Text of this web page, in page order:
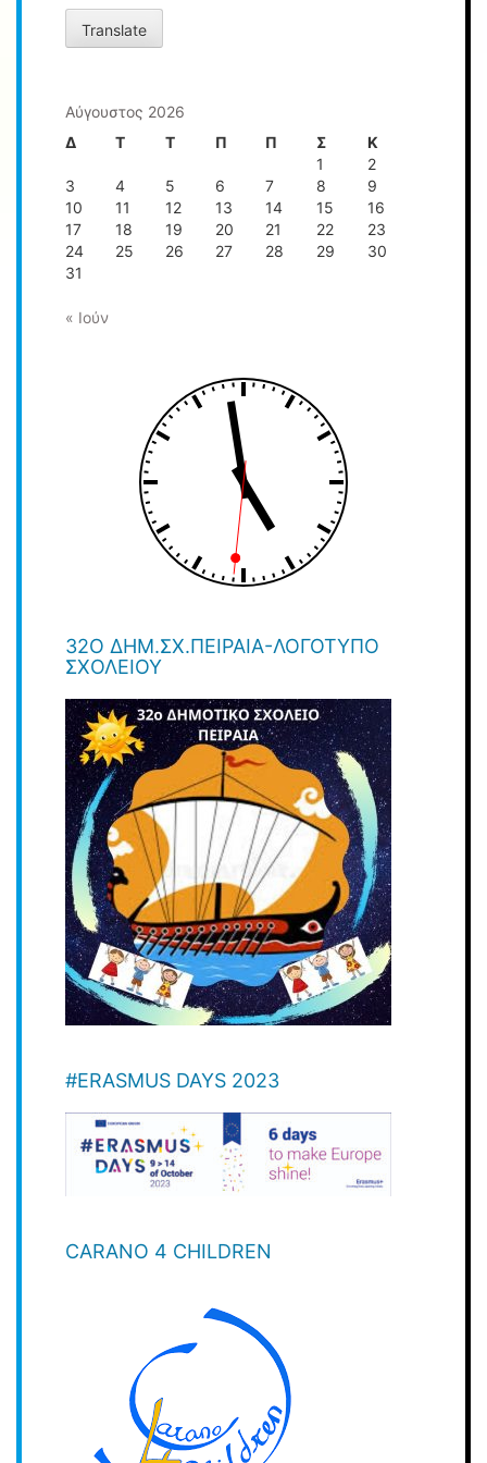
a
language
to
page
Translate
Αύγουστος 2026
Δ
Τ Τ Π Π Σ
Κ
1
2
3
4 5 6 7 8
9
10
11 12 13 14 15
16
17
18 19 20 21 22
23
24
25 26 27 28 29
30
31
« Ιούν
32O ΔΗΜ.ΣΧ.ΠΕΙΡΑΙΆ-ΛΟΓΌΤΥΠΟ
ΣΧΟΛΕΊΟΥ
#ERASMUS DAYS 2023
CARANO 4 CHILDREN